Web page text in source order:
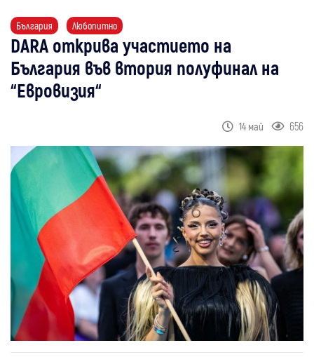
България Любопитно
DARA открива участието на
България във втория полуфинал на
“Евровизия“
14 май 656